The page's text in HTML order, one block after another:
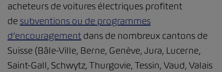
acheteurs de voitures électriques profitent
de subventions ou de programmes
d’encouragement dans de nombreux cantons de
Suisse (Bâle-Ville, Berne, Genève, Jura, Lucerne,
Saint-Gall, Schwytz, Thurgovie, Tessin, Vaud, Valais